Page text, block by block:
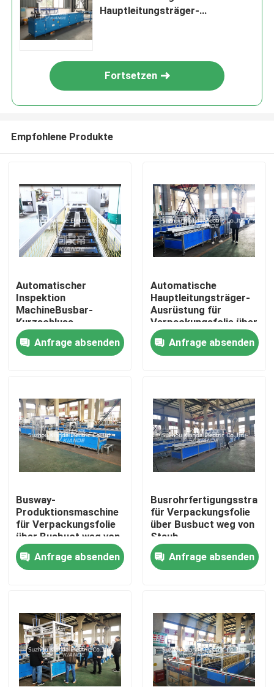
Haus
Über uns
Fabrik-Ausflug
Treten Sie mit uns in Verbindung
Nachrichten
Hauptleitungsträger-Maschine
Hauptleitungsträger-Werkzeugmaschine
Hauptleitungsträger-
Fortsetzen
Empfohlene Produkte
Automatischer
Inspektion
MachineBusbar-
Kurzschluss-
Widerstand
Isolierinspektions-
Maschine für Busduct
Anfrage absenden
Automatische
Hauptleitungsträger-
Ausrüstung für
Verpackungsfolie über
Busbuct weg von
StaubAnfrage absenden
Busway-
Produktionsmaschine
für Verpackungsfolie
über Busbuct weg von
Staub
Anfrage absenden
Busrohrfertigungsstraße
für Verpackungsfolie
über Busbuct weg von
Staub
Anfrage absenden